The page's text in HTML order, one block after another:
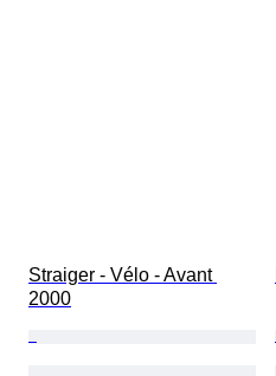
Straiger - Vélo - Avant
2000